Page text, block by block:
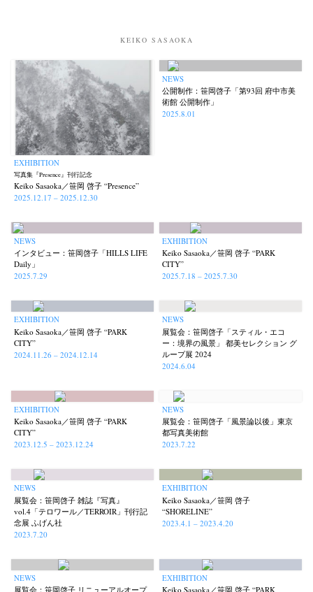
Terms & Privacy Policy Bookstores Newsletter
KEIKO SASAOKA
EXHIBITION
写真集『Presence』刊行記念
Keiko Sasaoka／笹岡 啓子 “Presence”
2025.12.17 – 2025.12.30
NEWS
公開制作：笹岡啓子「第93回 府中市美
術館 公開制作」
2025.8.01
NEWS
インタビュー：笹岡啓子「HILLS LIFE
Daily」
2025.7.29
EXHIBITION
Keiko Sasaoka／笹岡 啓子 “PARK
CITY”
2025.7.18 – 2025.7.30
EXHIBITION
Keiko Sasaoka／笹岡 啓子 “PARK
CITY”
2024.11.26 – 2024.12.14
NEWS
展覧会：笹岡啓子「スティル・エコ
ー：境界の風景」 都美セレクション グ
ループ展 2024
2024.6.04
EXHIBITION
Keiko Sasaoka／笹岡 啓子 “PARK
CITY”
2023.12.5 – 2023.12.24
NEWS
展覧会：笹岡啓子「風景論以後」東京
都写真美術館
2023.7.22
NEWS
展覧会：笹岡啓子 雑誌『写真』
vol.4「テロワール／TERROIR」刊行記
念展 ふげん社
2023.7.20
EXHIBITION
Keiko Sasaoka／笹岡 啓子
“SHORELINE”
2023.4.1 – 2023.4.20
NEWS
展覧会：笹岡啓子 リニューアルオープ
EXHIBITION
Keiko Sasaoka／笹岡 啓子 “PARK